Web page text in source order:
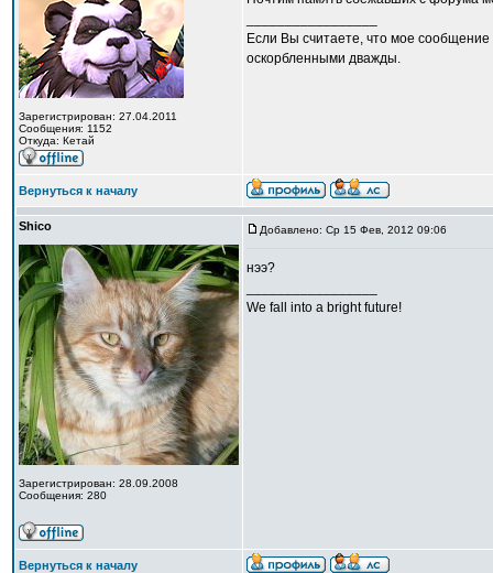
Зарегистрирован: 27.04.2011
Сообщения: 1152
Откуда: Кетай
Если Вы считаете, что мое сообщение
оскорбленными дважды.
Вернуться к началу
Shico
Зарегистрирован: 28.09.2008
Сообщения: 280
Добавлено: Ср 15 Фев, 2012 09:06
нээ?
We fall into a bright future!
Вернуться к началу